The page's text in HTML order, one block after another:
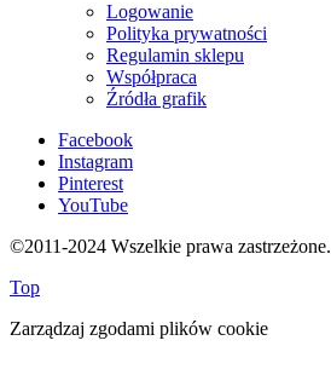
Logowanie
Polityka prywatności
Regulamin sklepu
Współpraca
Źródła grafik
Facebook
Instagram
Pinterest
YouTube
©2011-2024 Wszelkie prawa zastrzeżone.
Top
Zarządzaj zgodami plików cookie